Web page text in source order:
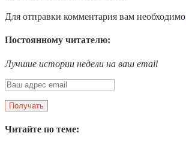
Для отправки комментария вам необходимо
Постоянному читателю:
Лучшие истории недели на ваш email
Читайте по теме: